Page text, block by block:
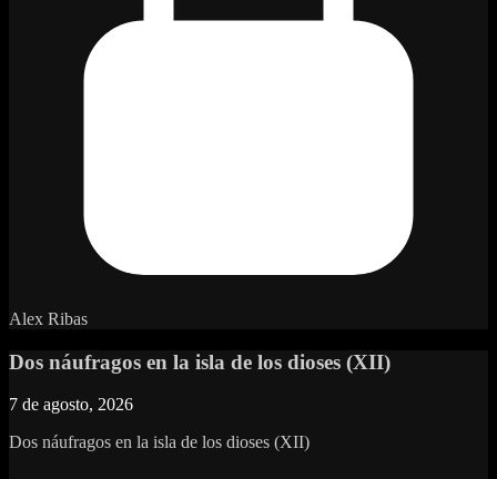
Alex Ribas
Dos náufragos en la isla de los dioses (XII)
7 de agosto, 2026
Dos náufragos en la isla de los dioses (XII)